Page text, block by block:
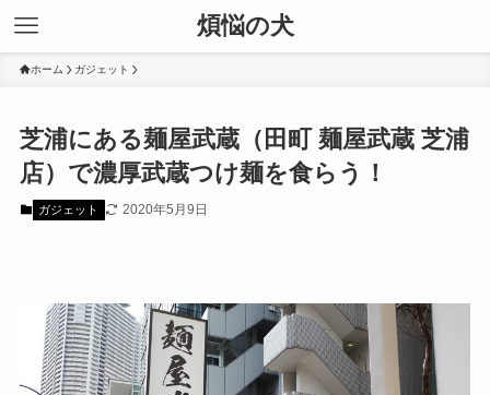
煩悩の犬
ホーム ガジェット
芝浦にある麺屋武蔵（田町 麺屋武蔵 芝浦
店）で濃厚武蔵つけ麺を食らう！
ガジェット 2020年5月9日